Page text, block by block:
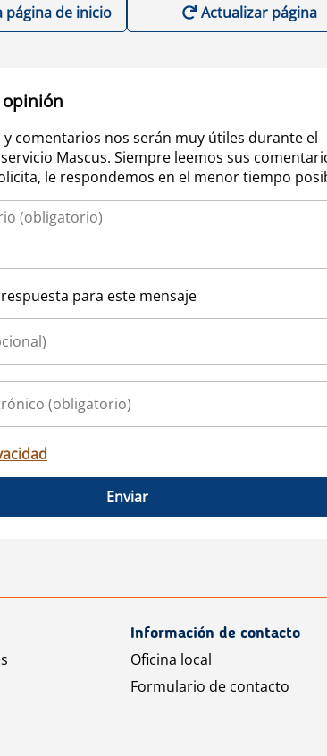
página de inicio Actualizar página
opinión
y comentarios nos serán muy útiles durante el
Mascus. Siempre leemos sus
le respondemos en el menor tiempo
para este mensaje
Enviar
Información de contacto
Oficina local
Formulario de contacto